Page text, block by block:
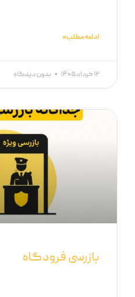
ادامه مطلب »
۱۲ خرداد ۱۴۰۵ بدون دیدگاه
بازرسی فرودگاه